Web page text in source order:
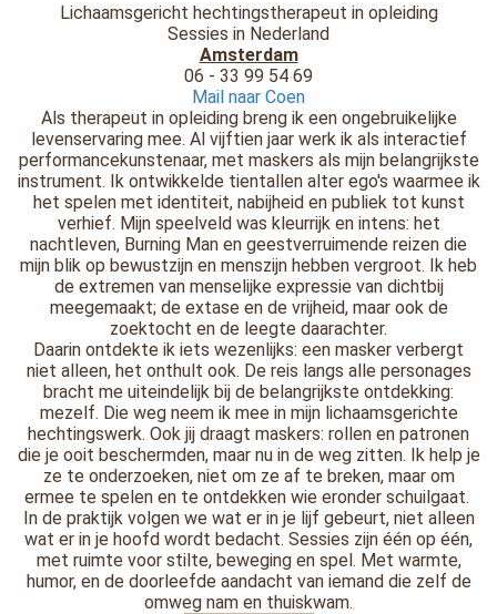
Lichaamsgericht hechtingstherapeut in opleiding
Sessies in Nederland
Amsterdam
06 - 33 99 54 69
Mail naar Coen
Als therapeut in opleiding breng ik een ongebruikelijke
levenservaring mee. Al vijftien jaar werk ik als interactief
performancekunstenaar, met maskers als mijn belangrijkste
instrument. Ik ontwikkelde tientallen alter ego's waarmee ik
het spelen met identiteit, nabijheid en publiek tot kunst
verhief. Mijn speelveld was kleurrijk en intens: het
nachtleven, Burning Man en geestverruimende reizen die
mijn blik op bewustzijn en menszijn hebben vergroot. Ik heb
de extremen van menselijke expressie van dichtbij
meegemaakt; de extase en de vrijheid, maar ook de
zoektocht en de leegte daarachter.
Daarin ontdekte ik iets wezenlijks: een masker verbergt
niet alleen, het onthult ook. De reis langs alle personages
bracht me uiteindelijk bij de belangrijkste ontdekking:
mezelf. Die weg neem ik mee in mijn lichaamsgerichte
hechtingswerk. Ook jij draagt maskers: rollen en patronen
die je ooit beschermden, maar nu in de weg zitten. Ik help je
ze te onderzoeken, niet om ze af te breken, maar om
ermee te spelen en te ontdekken wie eronder schuilgaat.
In de praktijk volgen we wat er in je lijf gebeurt, niet alleen
wat er in je hoofd wordt bedacht. Sessies zijn één op één,
met ruimte voor stilte, beweging en spel. Met warmte,
humor, en de doorleefde aandacht van iemand die zelf de
omweg nam en thuiskwam.